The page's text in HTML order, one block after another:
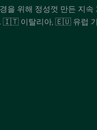
을 위해 정성껏 만든 지속
🇮🇹 이탈리아, 🇪🇺 유럽 기